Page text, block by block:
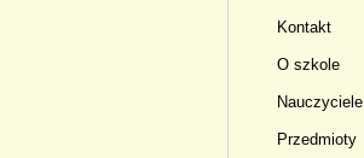
Kontakt
O szkole
Nauczyciele
Przedmioty